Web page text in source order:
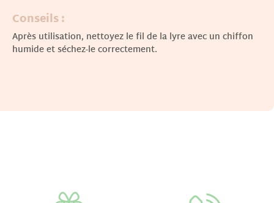
Conseils :
Après utilisation, nettoyez le fil de la lyre avec un chiffon
humide et séchez-le correctement.